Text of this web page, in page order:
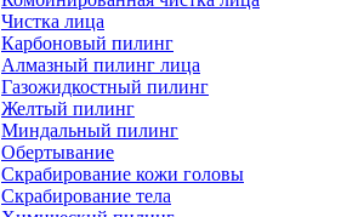
Чистка лица
Карбоновый пилинг
Алмазный пилинг лица
Газожидкостный пилинг
Желтый пилинг
Миндальный пилинг
Обертывание
Скрабирование кожи головы
Скрабирование тела